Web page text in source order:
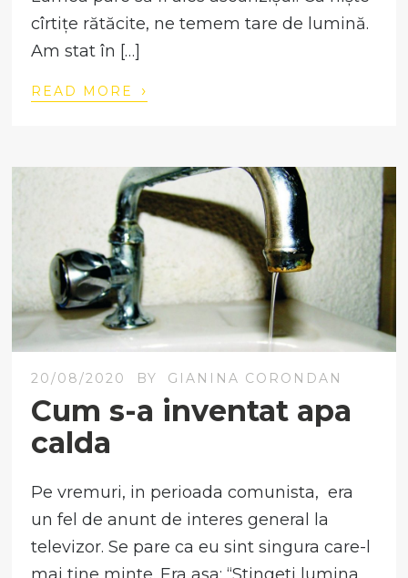
cîrtițe rătăcite, ne temem tare de lumină.
Am stat în […]
READ MORE ›
20/08/2020 BY GIANINA CORONDAN
Cum s-a inventat apa
calda
Pe vremuri, in perioada comunista, era
un fel de anunt de interes general la
televizor. Se pare ca eu sint singura care-l